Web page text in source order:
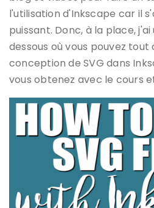
l'utilisation d'Inkscape car il
puissant. Donc, à la place,
dessous où vous pouvez
conception de SVG dans
vous obtenez avec le cours